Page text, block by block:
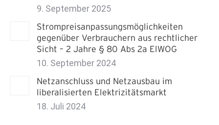
9. September 2025
Strompreisanpassungsmöglichkeiten
gegenüber Verbrauchern aus rechtlicher
Sicht – 2 Jahre § 80 Abs 2a ElWOG
10. September 2024
Netzanschluss und Netzausbau im
liberalisierten Elektrizitätsmarkt
18. Juli 2024